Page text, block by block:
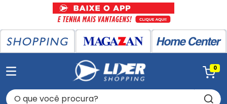
0
O que você procura?